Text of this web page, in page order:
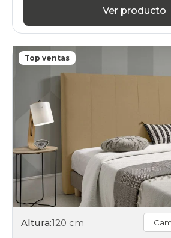
Ver producto
Top ventas
Altura:120 cm